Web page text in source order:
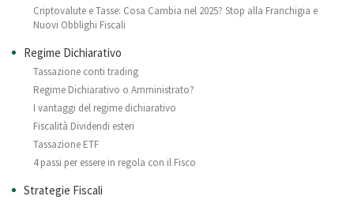
Criptovalute e Tasse: Cosa Cambia nel 2025? Stop alla Franchigia e
Nuovi Obblighi Fiscali
Regime Dichiarativo
Tassazione conti trading
Regime Dichiarativo o Amministrato?
I vantaggi del regime dichiarativo
Fiscalità Dividendi esteri
Tassazione ETF
4 passi per essere in regola con il Fisco
Strategie Fiscali